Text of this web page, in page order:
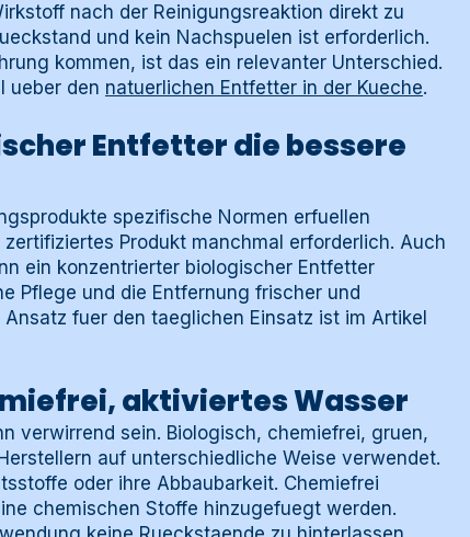
nach der Reinigungsreaktion direkt zu
und kein Nachspuelen ist erforderlich.
kommen, ist das ein relevanter Unterschied.
ueber den natuerlichen Entfetter in der Kueche.
Entfetter die bessere
spezifische Normen erfuellen
Produkt manchmal erforderlich. Auch
ein konzentrierter biologischer Entfetter
Pflege und die Entfernung frischer und
fuer den taeglichen Einsatz ist im Artikel
aktiviertes Wasser
verwirrend sein. Biologisch, chemiefrei, gruen,
auf unterschiedliche Weise verwendet.
oder ihre Abbaubarkeit. Chemiefrei
chemischen Stoffe hinzugefuegt werden.